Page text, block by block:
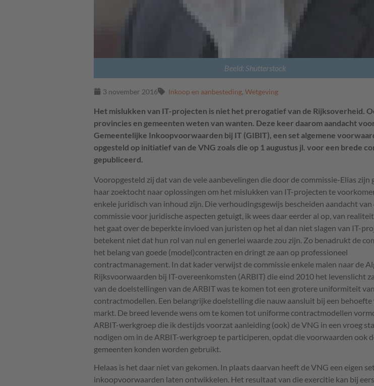
Beeld: Shutterstock
3 november 2016 Inkoop en aanbesteding, Wetgeving
Het mislukken van IT-projecten is niet het prerogatief van de Rijksoverheid.
provincies en gemeenten weten van wanten. Deze keer daarom aandacht
Gemeentelijke Inkoopvoorwaarden bij IT (GIBIT), een set algemene
opgesteld op initiatief van de VNG zoals die op 1 augustus jl. voor een brede
gepubliceerd.
Vooropgesteld zij dat van de vele aanbevelingen die door de commissie-Elias zijn
haar zoektocht naar oplossingen om het mislukken van IT-projecten te
enkele juridisch van inhoud zijn. Die verhoudingsgewijs bescheiden aandacht van
commissie voor juridische aspecten getuigt, ik wees daar eerder al op, van
het gaat over de beperkte invloed van juristen op het al dan niet slagen van IT-
betekent niet dat hun rol van nul en generlei waarde zou zijn. Zo benadrukt de
het belang van goede (model)contracten en dringt ze aan op professioneel
contractmanagement. In dat kader verwijst de commissie enkele malen naar de
Rijksvoorwaarden bij IT-overeenkomsten (ARBIT) die eind 2010 het levenslicht
van de doelstellingen van de ARBITwas te komen tot een grotere uniformiteit van
contractmodellen. Een belangrijke doelstelling die nauw aansluit bij een behoefte
markt. De breed levende wens om te komen tot uniforme contractmodellen
ARBIT-werkgroep die ik destijds voorzat aanleiding (ook) deVNG in een vroeg
nodigen om in de ARBIT-werkgroep te participeren, opdat die voorwaarden ook
gemeenten konden worden gebruikt.
Helaas is het daar niet van gekomen. In plaats daarvan heeft deVNG een eigen set
inkoopvoorwaarden laten ontwikkelen. Het resultaat van die exercitie kan bij